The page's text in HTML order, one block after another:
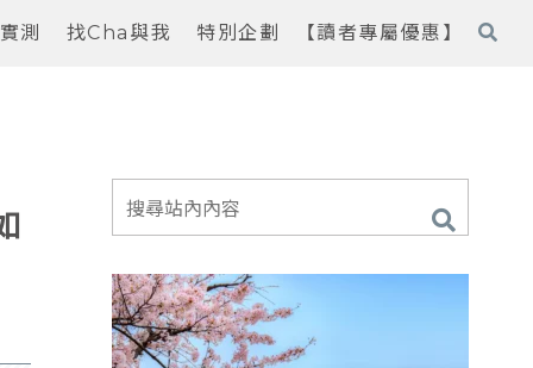
測 找Cha與我 特別企劃 【讀者專屬優惠】